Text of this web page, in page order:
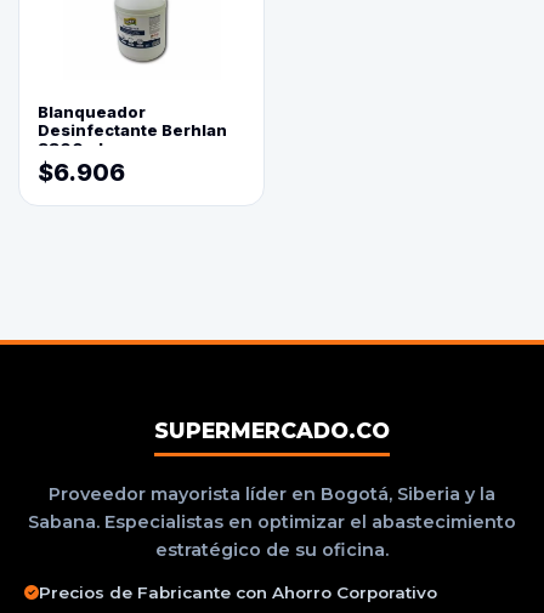
Blanqueador
Desinfectante Berhlan
3800ml
$6.906
SUPERMERCADO.CO
Proveedor mayorista líder en Bogotá, Siberia y la
Sabana. Especialistas en optimizar el abastecimiento
estratégico de su oficina.
Precios de Fabricante con Ahorro Corporativo